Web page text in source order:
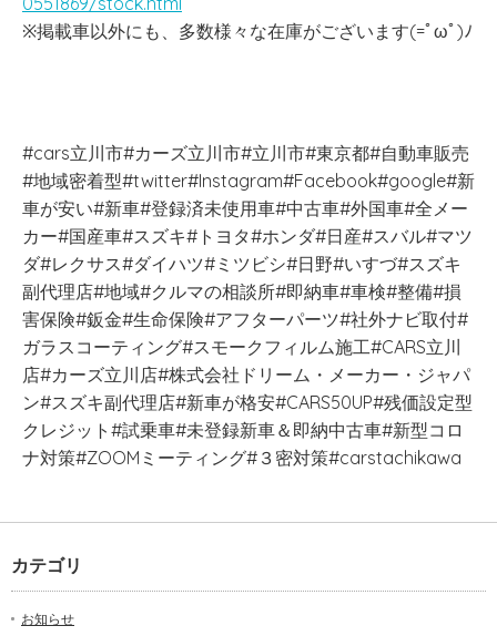
※掲載車以外にも、多数様々な在庫がございます(=ﾟωﾟ)ﾉ
#cars立川市#カーズ立川市#立川市#東京都#自動車販売
#地域密着型#twitter#Instagram#Facebook#google#新
車が安い#新車#登録済未使用車#中古車#外国車#全メー
カー#国産車#スズキ#トヨタ#ホンダ#日産#スバル#マツ
ダ#レクサス#ダイハツ#ミツビシ#日野#いすづ#スズキ
副代理店#地域#クルマの相談所#即納車#車検#整備#損
害保険#鈑金#生命保険#アフターパーツ#社外ナビ取付#
ガラスコーティング#スモークフィルム施工#CARS立川
店#カーズ立川店#株式会社ドリーム・メーカー・ジャパ
ン#スズキ副代理店#新車が格安#CARS50UP#残価設定型
クレジット#試乗車#未登録新車＆即納中古車#新型コロ
ナ対策#ZOOMミーティング#３密対策#carstachikawa
カテゴリ
お知らせ